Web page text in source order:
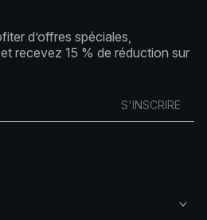
d’offres spéciales,
recevez 15 % de réduction sur
S'INSCRIRE